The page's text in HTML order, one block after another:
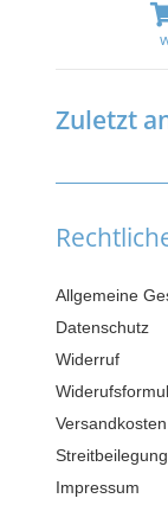
Zuletzt
Allgemeine
Datenschutz
Widerruf
Versandkosten
Streitbeilegung
Impressum